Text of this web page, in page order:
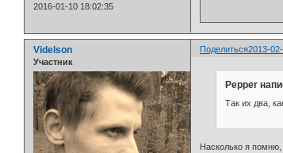
2016-01-10 18:02:35
Поделиться2013-
Videlson
Участник
Pepper
Так их два,
Насколько я помню,